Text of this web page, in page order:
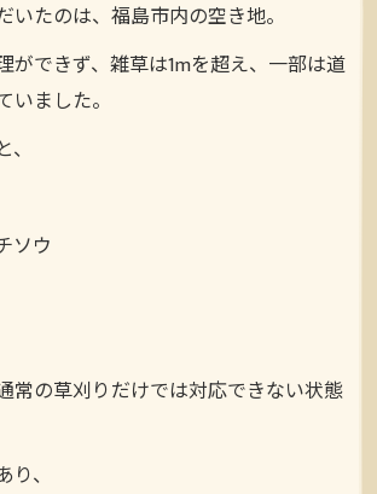
いたのは、福島市内の空き地。
ができず、雑草は1mを超え、一部は道
ました。
ソウ
常の草刈りだけでは対応できない状態
、